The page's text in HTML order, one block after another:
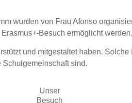
wurden von Frau Afonso
Besuch ermöglicht werden.
und mitgestaltet haben.
Schulgemeinschaft sind.
Unser
Besuch